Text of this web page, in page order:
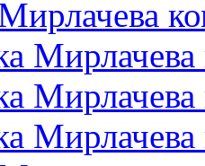
Мирлачева
Мирлачева